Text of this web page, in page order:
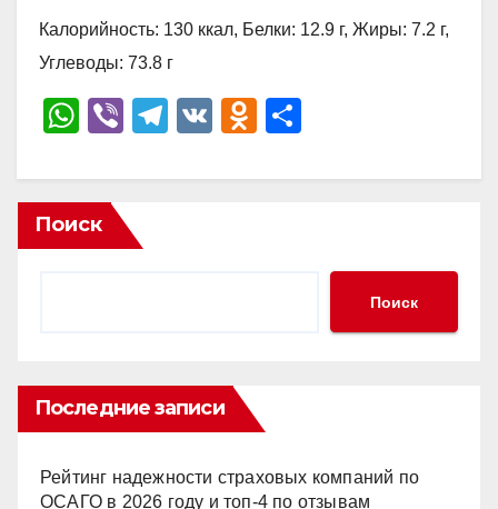
Калорийность: 130 ккал, Белки: 12.9 г, Жиры: 7.2 г,
Углеводы: 73.8 г
W
at
s
A
Vi
er
T
e
V
O
n
р
ть
Поиск
Поиск
Последние записи
Рейтинг надежности страховых компаний по
ОСАГО в 2026 году и топ-4 по отзывам